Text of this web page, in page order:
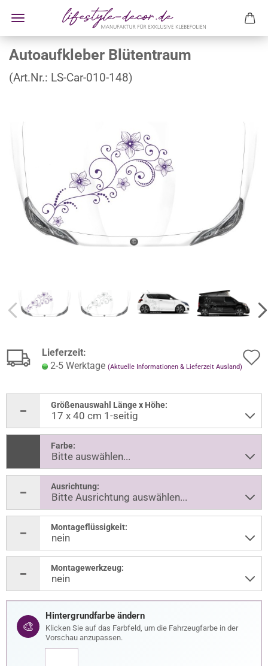
Autoaufkleber Blütentraum
(Art.Nr.: LS-Car-010-148)
Lieferzeit:
2-5 Werktage (Aktuelle Informationen & Lieferzeit Ausland)
Größenauswahl Länge x Höhe:
Farbe:
Ausrichtung:
Montageflüssigkeit:
Montagewerkzeug:
🎨
Hintergrundfarbe ändern
Klicken Sie auf das Farbfeld, um die Fahrzeugfarbe in der
Vorschau anzupassen.